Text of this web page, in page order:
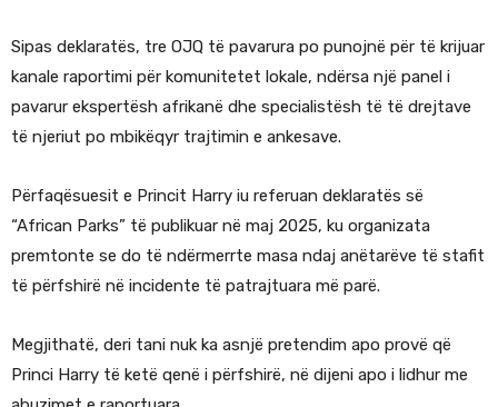
Sipas deklaratës, tre OJQ të pavarura po punojnë për të krijuar
kanale raportimi për komunitetet lokale, ndërsa një panel i
pavarur ekspertësh afrikanë dhe specialistësh të të drejtave
të njeriut po mbikëqyr trajtimin e ankesave.
Përfaqësuesit e Princit Harry iu referuan deklaratës së
“African Parks” të publikuar në maj 2025, ku organizata
premtonte se do të ndërmerrte masa ndaj anëtarëve të stafit
të përfshirë në incidente të patrajtuara më parë.
Megjithatë, deri tani nuk ka asnjë pretendim apo provë që
Princi Harry të ketë qenë i përfshirë, në dijeni apo i lidhur me